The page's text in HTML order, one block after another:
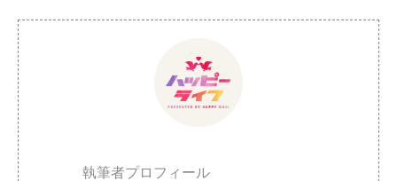
執筆者プロフィール